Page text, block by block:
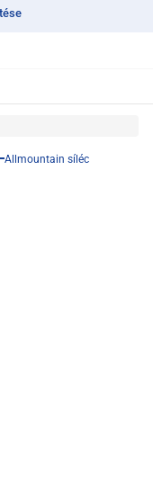
Allmountain síléc